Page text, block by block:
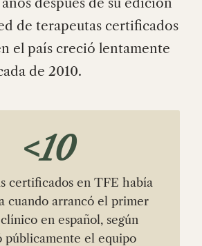
de terapeutas certificados
el país creció lentamente
de 2010.
<10
certificados en TFE había
cuando arrancó el primer
en español, según
públicamente el equipo